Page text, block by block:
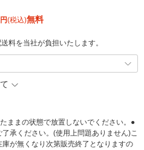
円(税込)無料
料を当社が負担いたします。
ままの状態で放置しないでください。●
承ください。(使用上問題ありません)こ
が無くなり次第販売終了となりますの